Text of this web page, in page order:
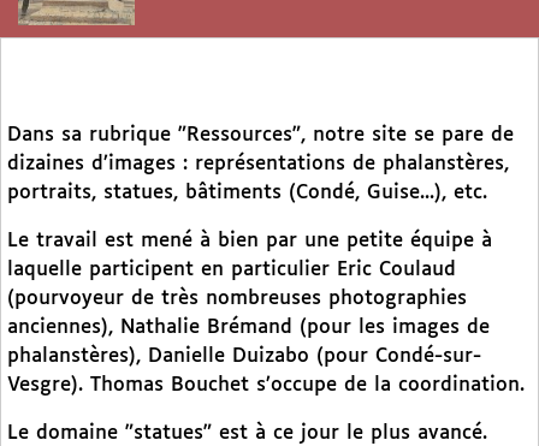
Dans sa rubrique "Ressources", notre site se pare de
dizaines d’images : représentations de phalanstères,
portraits, statues, bâtiments (Condé, Guise...), etc.
Le travail est mené à bien par une petite équipe à
laquelle participent en particulier Eric Coulaud
(pourvoyeur de très nombreuses photographies
anciennes), Nathalie Brémand (pour les images de
phalanstères), Danielle Duizabo (pour Condé-sur-
Vesgre). Thomas Bouchet s’occupe de la coordination.
Le domaine "statues" est à ce jour le plus avancé.